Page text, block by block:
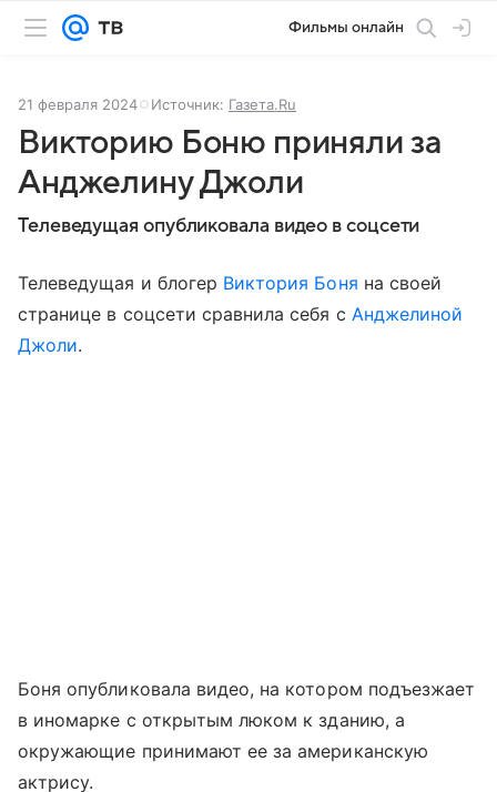
Фильмы онлайн
21 февраля 2024 Источник: Газета.Ru
Викторию Боню приняли за
Анджелину Джоли
Телеведущая опубликовала видео в соцсети
Телеведущая и блогер Виктория Боня на своей
странице в соцсети сравнила себя с Анджелиной
Джоли.
Боня опубликовала видео, на котором подъезжает
в иномарке с открытым люком к зданию, а
окружающие принимают ее за американскую
актрису.